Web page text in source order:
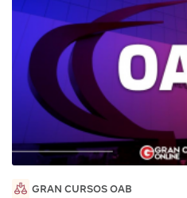
GRAN CURSOS OAB